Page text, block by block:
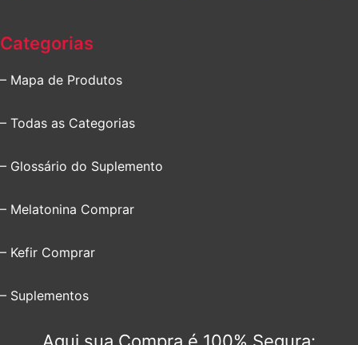
Categorias
– Mapa de Produtos
– Todas as Categorias
– Glossário do Suplemento
– Melatonina Comprar
– Kefir Comprar
– Suplementos
Aqui sua Compra é 100% Segura: